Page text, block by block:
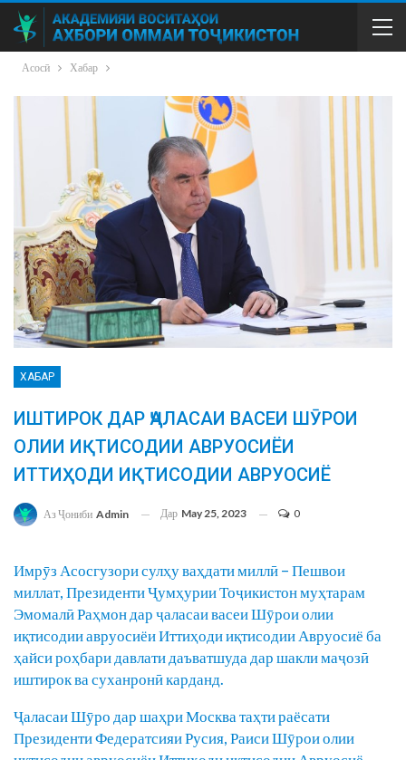
Асосӣ Хабар
ХАБАР
ИШТИРОК ДАР ҶАЛАСАИ ВАСЕИ ШӮРОИ
ОЛИИ ИҚТИСОДИИ АВРУОСИЁИ
ИТТИҲОДИ ИҚТИСОДИИ АВРУОСИЁ
Аз Ҷониби Admin Дар May 25, 2023 0
Имрӯз Асосгузори сулҳу ваҳдати миллӣ – Пешвои
миллат, Президенти Ҷумҳурии Тоҷикистон муҳтарам
Эмомалӣ Раҳмон дар ҷаласаи васеи Шӯрои олии
иқтисодии авруосиёи Иттиҳоди иқтисодии Авруосиё ба
ҳайси роҳбари давлати даъватшуда дар шакли маҷозӣ
иштирок ва суханронӣ карданд.
Ҷаласаи Шӯро дар шаҳри Москва таҳти раёсати
Президенти Федератсияи Русия, Раиси Шӯрои олии